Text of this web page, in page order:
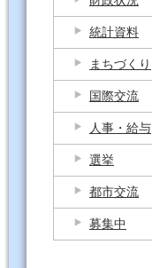
統計資料
まちづくり
国際交流
人事・給与
選挙
都市交流
募集中